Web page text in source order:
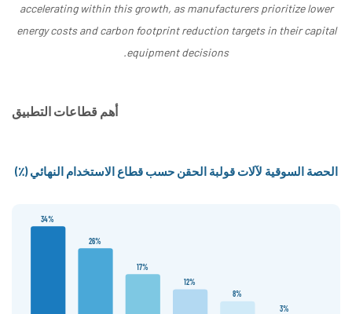
accelerating within this growth, as manufacturers prioritize lower
energy costs and carbon footprint reduction targets in their capital
equipment decisions.
أهم قطاعات التطبيق
الحصة السوقية لآلات قولبة الحقن حسب قطاع الاستخدام النهائي (٪)
34%
26%
17%
12%
8%
3%